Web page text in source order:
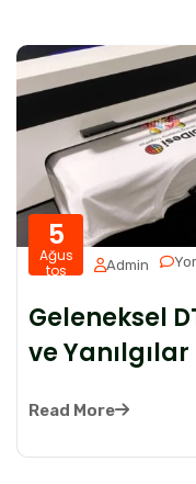
5
Ağus
tos
Admin
Geleneksel
ve Yanılgılar
Read More